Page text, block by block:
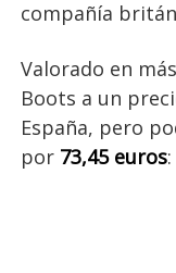
compañía
Valorado en
Boots a un
España, pero
por 73,45 euros: